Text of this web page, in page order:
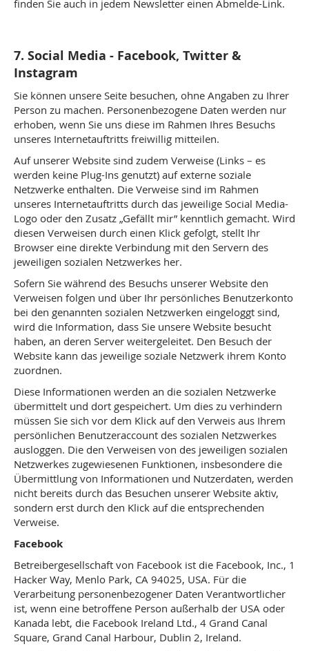
finden Sie auch in jedem Newsletter einen Abmelde-Link.
7. Social Media - Facebook, Twitter &
Instagram
Sie können unsere Seite besuchen, ohne Angaben zu Ihrer
Person zu machen. Personenbezogene Daten werden nur
erhoben, wenn Sie uns diese im Rahmen Ihres Besuchs
unseres Internetauftritts freiwillig mitteilen.
Auf unserer Website sind zudem Verweise (Links – es
werden keine Plug-Ins genutzt) auf externe soziale
Netzwerke enthalten. Die Verweise sind im Rahmen
unseres Internetauftritts durch das jeweilige Social Media-
Logo oder den Zusatz „Gefällt mir” kenntlich gemacht. Wird
diesen Verweisen durch einen Klick gefolgt, stellt Ihr
Browser eine direkte Verbindung mit den Servern des
jeweiligen sozialen Netzwerkes her.
Sofern Sie während des Besuchs unserer Website den
Verweisen folgen und über Ihr persönliches Benutzerkonto
bei den genannten sozialen Netzwerken eingeloggt sind,
wird die Information, dass Sie unsere Website besucht
haben, an deren Server weitergeleitet. Den Besuch der
Website kann das jeweilige soziale Netzwerk ihrem Konto
zuordnen.
Diese Informationen werden an die sozialen Netzwerke
übermittelt und dort gespeichert. Um dies zu verhindern
müssen Sie sich vor dem Klick auf den Verweis aus Ihrem
persönlichen Benutzeraccount des sozialen Netzwerkes
ausloggen. Die den Verweisen von des jeweiligen sozialen
Netzwerkes zugewiesenen Funktionen, insbesondere die
Übermittlung von Informationen und Nutzerdaten, werden
nicht bereits durch das Besuchen unserer Website aktiv,
sondern erst durch den Klick auf die entsprechenden
Verweise.
Facebook
Betreibergesellschaft von Facebook ist die Facebook, Inc., 1
Hacker Way, Menlo Park, CA 94025, USA. Für die
Verarbeitung personenbezogener Daten Verantwortlicher
ist, wenn eine betroffene Person außerhalb der USA oder
Kanada lebt, die Facebook Ireland Ltd., 4 Grand Canal
Square, Grand Canal Harbour, Dublin 2, Ireland.